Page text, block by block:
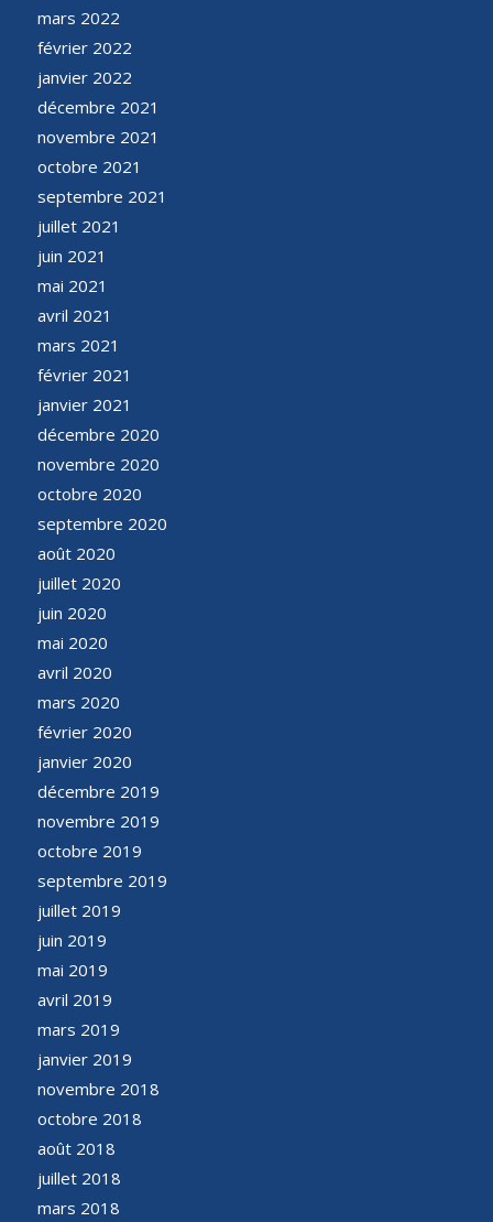
mars 2022
février 2022
janvier 2022
décembre 2021
novembre 2021
octobre 2021
septembre 2021
juillet 2021
juin 2021
mai 2021
avril 2021
mars 2021
février 2021
janvier 2021
décembre 2020
novembre 2020
octobre 2020
septembre 2020
août 2020
juillet 2020
juin 2020
mai 2020
avril 2020
mars 2020
février 2020
janvier 2020
décembre 2019
novembre 2019
octobre 2019
septembre 2019
juillet 2019
juin 2019
mai 2019
avril 2019
mars 2019
janvier 2019
novembre 2018
octobre 2018
août 2018
juillet 2018
mars 2018